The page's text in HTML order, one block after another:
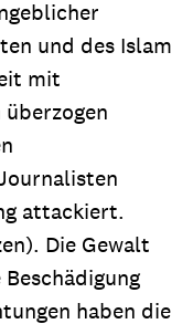
und des Islam
mit
attackiert.
Die Gewalt
haben die